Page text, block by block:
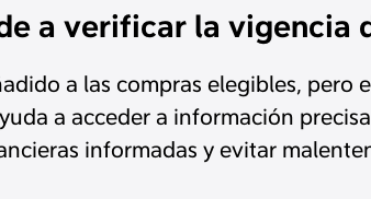
a verificar la vigencia
a las compras elegibles,
a acceder a información
informadas y evitar